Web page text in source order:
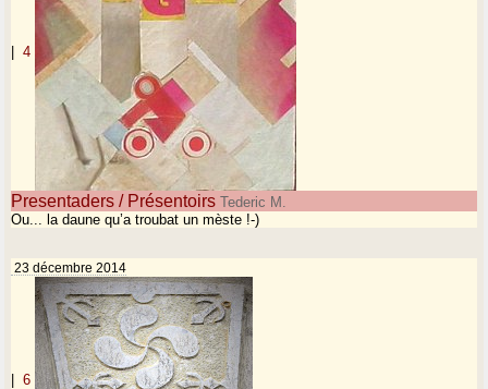
| 4
Presentaders / Présentoirs Tederic M.
Ou... la daune qu’a troubat un mèste !-)
23 décembre 2014
| 6